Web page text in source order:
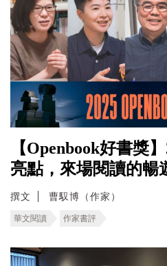
【Openbook好書獎
亮點，來場閱讀的暢
撰文 曹馭博（作家）
華文閱讀 作家書評